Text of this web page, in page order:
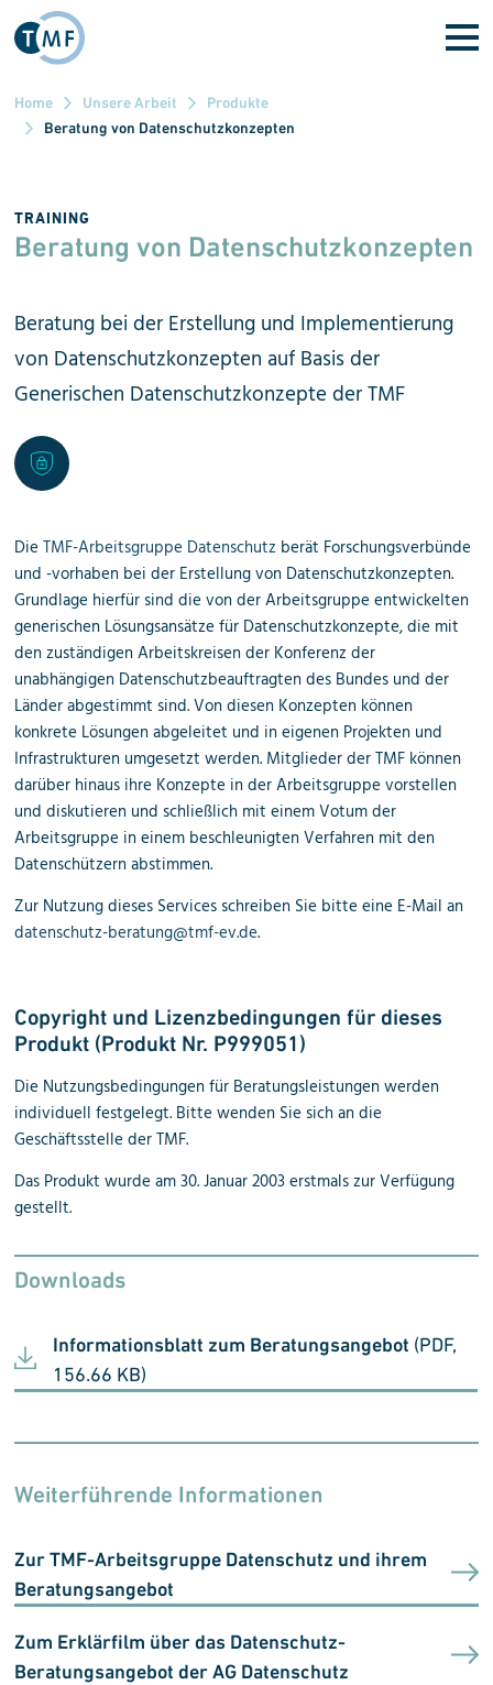
Direkt zum Inhalt
Home Unsere Arbeit
Produkte
Beratung von Datenschutzkonzepten
TRAINING
Beratung von Datenschutz­konzepten
Beratung bei der Erstellung und Implementierung
von Datenschutz­konzepten auf Basis der
Generischen Datenschutz­konzepte der TMF
DieTMF-Arbeitsgruppe Datenschutz berät Forschungsverbünde
und -vorhaben bei der Erstellung von Datenschutzkonzepten.
Grundlage hierfür sind die von der Arbeitsgruppe entwickelten
generischen Lösungsansätze für Datenschutzkonzepte, die mit
den zuständigen Arbeitskreisen der Konferenz der
unabhängigen Datenschutzbeauftragten des Bundes und der
Länder abgestimmt sind. Von diesen Konzepten können
konkrete Lösungen abgeleitet und in eigenen Projekten und
Infrastrukturen umgesetzt werden. Mitglieder der TMF können
darüber hinaus ihre Konzepte in der Arbeitsgruppe vorstellen
und diskutieren und schließlich mit einem Votum der
Arbeitsgruppe in einem beschleunigten Verfahren mit den
Datenschützern abstimmen.
Zur Nutzung dieses Services schreiben Sie bitte eine E-Mail an
datenschutz-beratung@tmf-ev.de.
Copyright und Lizenzbedingungen für dieses
Produkt (Produkt Nr. P999051)
Die Nutzungsbedingungen für Beratungsleistungen werden
individuell festgelegt. Bitte wenden Sie sich an die
Geschäftsstelle der TMF.
Das Produkt wurde am 30. Januar 2003 erstmals zur Verfügung
gestellt.
Downloads
Informationsblatt zum Beratungsangebot (PDF,
156.66 KB)
Weiterführende Informationen
Zur TMF-Arbeitsgruppe Datenschutz und ihrem
Beratungsangebot
Zum Erklärfilm über das Datenschutz-
Beratungsangebot der AG Datenschutz